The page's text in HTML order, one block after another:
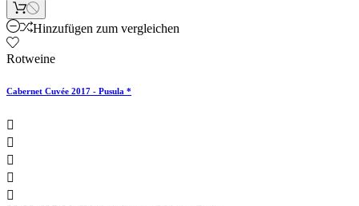
Hinzufügen zum vergleichen
Rotweine
Cabernet Cuvée 2017 - Pusula *




